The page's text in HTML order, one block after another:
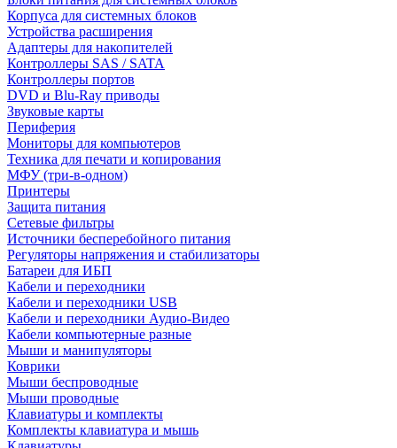
Корпуса для системных блоков
Устройства расширения
Адаптеры для накопителей
Контроллеры SAS / SATA
Контроллеры портов
DVD и Blu-Ray приводы
Звуковые карты
Периферия
Мониторы для компьютеров
Техника для печати и копирования
МФУ (три-в-одном)
Принтеры
Защита питания
Сетевые фильтры
Источники бесперебойного питания
Регуляторы напряжения и стабилизаторы
Батареи для ИБП
Кабели и переходники
Кабели и переходники USB
Кабели и переходники Аудио-Видео
Кабели компьютерные разные
Мыши и манипуляторы
Коврики
Мыши беспроводные
Мыши проводные
Клавиатуры и комплекты
Комплекты клавиатура и мышь